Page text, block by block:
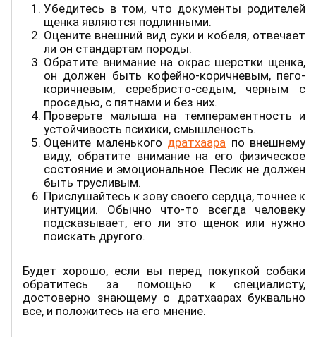
Убедитесь в том, что документы родителей
щенка являются подлинными.
Оцените внешний вид суки и кобеля, отвечает
ли он стандартам породы.
Обратите внимание на окрас шерстки щенка,
он должен быть кофейно-коричневым, пего-
коричневым, серебристо-седым, черным с
проседью, с пятнами и без них.
Проверьте малыша на темпераментность и
устойчивость психики, смышленость.
Оцените маленького дратхаара по внешнему
виду, обратите внимание на его физическое
состояние и эмоциональное. Песик не должен
быть трусливым.
Прислушайтесь к зову своего сердца, точнее к
интуиции. Обычно что-то всегда человеку
подсказывает, его ли это щенок или нужно
поискать другого.
Будет хорошо, если вы перед покупкой собаки
обратитесь за помощью к специалисту,
достоверно знающему о дратхаарах буквально
все, и положитесь на его мнение.